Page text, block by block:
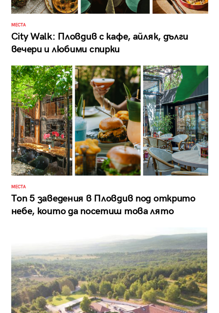
МЕСТА
City Walk: Пловдив с кафе, айляк, дълги
вечери и любими спирки
МЕСТА
Топ 5 заведения в Пловдив под открито
небе, които да посетиш това лято